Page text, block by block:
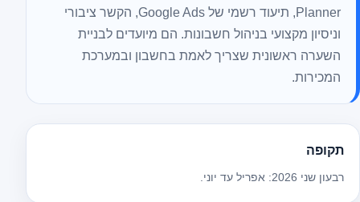
Planner, תיעוד רשמי של Google Ads, הקשר ציבורי
וניסיון מקצועי בניהול חשבונות. הם מיועדים לבניית
השערה ראשונית שצריך לאמת בחשבון ובמערכת
המכירות.
תקופה
רבעון שני 2026: אפריל עד יוני.